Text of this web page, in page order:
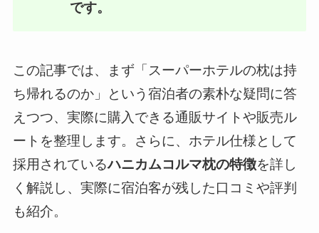
です。
この記事では、まず「スーパーホテルの枕は持
ち帰れるのか」という宿泊者の素朴な疑問に答
えつつ、実際に購入できる通販サイトや販売ル
ートを整理します。さらに、ホテル仕様として
採用されているハニカムコルマ枕の特徴を詳し
く解説し、実際に宿泊客が残した口コミや評判
も紹介。